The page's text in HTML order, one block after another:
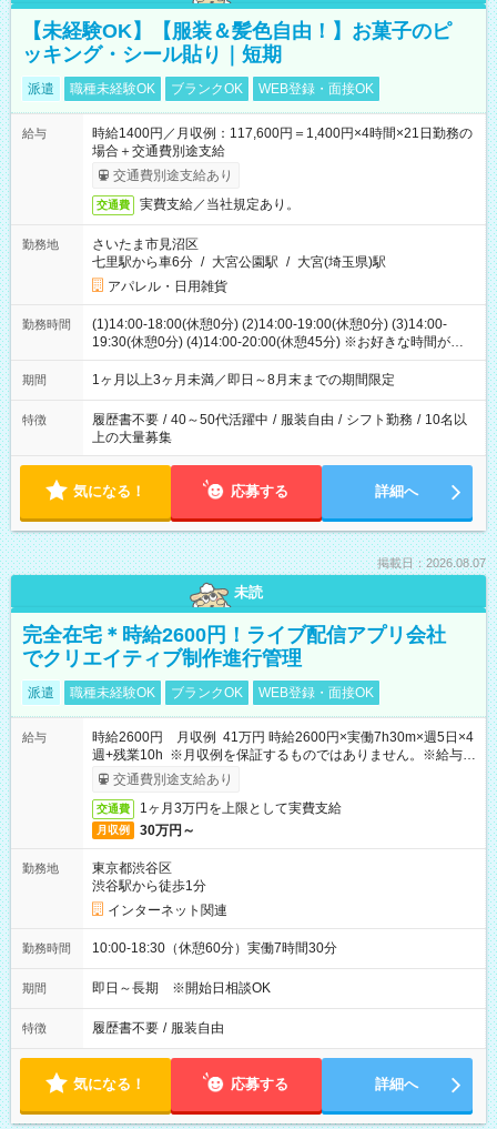
【未経験OK】【服装＆髪色自由！】お菓子のピ
ッキング・シール貼り｜短期
派遣 職種未経験OK ブランクOK WEB登録・面接OK
給与
時給1400円／月収例：117,600円＝1,400円×4時間×21日勤務の
場合＋交通費別途支給
交通費別途支給あり
交通費 実費支給／当社規定あり。
勤務地
さいたま市見沼区
七里駅から車6分 / 大宮公園駅 / 大宮(埼玉県)駅
アパレル・日用雑貨
勤務時間
(1)14:00-18:00(休憩0分) (2)14:00-19:00(休憩0分) (3)14:00-
19:30(休憩0分) (4)14:00-20:00(休憩45分) ※お好きな時間が選べ
ます
期間 1ヶ月以上3ヶ月未満／即日～8月末までの期間限定
特徴 履歴書不要 / 40～50代活躍中 / 服装自由 / シフト勤務 / 10名以
上の大量募集
気になる！ 応募する 詳細へ
掲載日：2026.08.07
未読
完全在宅＊時給2600円！ライブ配信アプリ会社
でクリエイティブ制作進行管理
派遣 職種未経験OK ブランクOK WEB登録・面接OK
給与
時給2600円 月収例 41万円 時給2600円×実働7h30m×週5日×4
週+残業10h ※月収例を保証するものではありません。※給与即
受取りサービス利用可（利用条件有）
交通費別途支給あり
交通費 1ヶ月3万円を上限として実費支給
月収例 30万円～
勤務地
東京都渋谷区
渋谷駅から徒歩1分
インターネット関連
勤務時間 10:00-18:30（休憩60分）実働7時間30分
期間 即日～長期 ※開始日相談OK
特徴 履歴書不要 / 服装自由
気になる！ 応募する 詳細へ